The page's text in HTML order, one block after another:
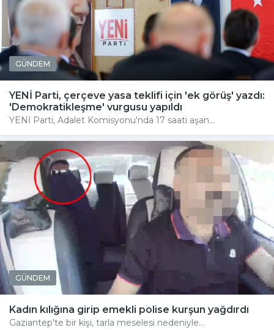
GÜNDEM
YENİ Parti, çerçeve yasa teklifi için 'ek görüş' yazdı:
'Demokratikleşme' vurgusu yapıldı
YENİ Parti, Adalet Komisyonu'nda 17 saati aşan...
GÜNDEM
Kadın kılığına girip emekli polise kurşun yağdırdı
Gaziantep'te bir kişi, tarla meselesi nedeniyle...